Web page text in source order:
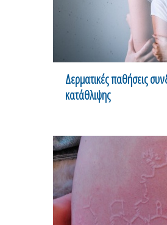
Δερματικές παθήσεις
κατάθλιψης